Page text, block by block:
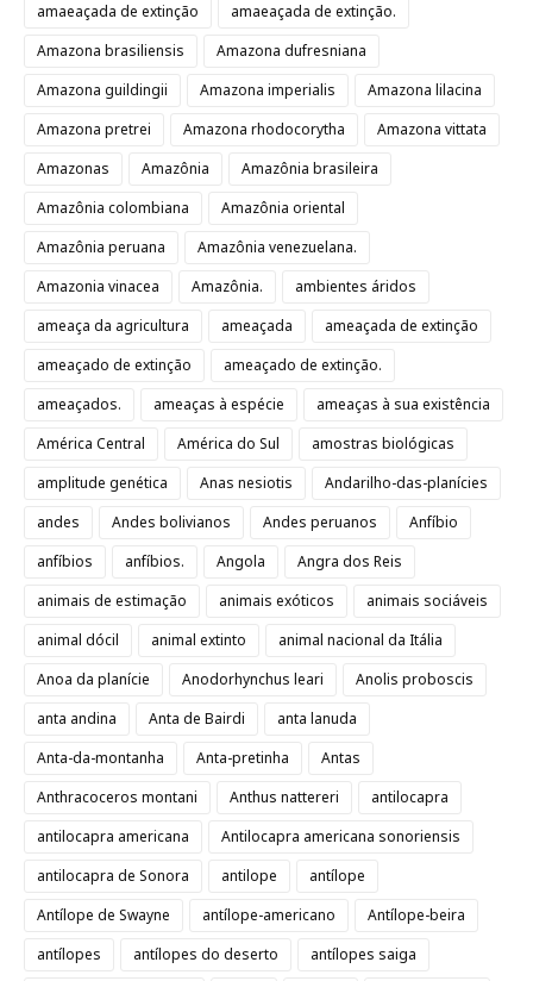
amaeaçada de extinção
amaeaçada de extinção.
Amazona brasiliensis
Amazona dufresniana
Amazona guildingii
Amazona imperialis
Amazona lilacina
Amazona pretrei
Amazona rhodocorytha
Amazona vittata
Amazonas
Amazônia
Amazônia brasileira
Amazônia colombiana
Amazônia oriental
Amazônia peruana
Amazônia venezuelana.
Amazonia vinacea
Amazônia.
ambientes áridos
ameaça da agricultura
ameaçada
ameaçada de extinção
ameaçado de extinção
ameaçado de extinção.
ameaçados.
ameaças à espécie
ameaças à sua existência
América Central
América do Sul
amostras biológicas
amplitude genética
Anas nesiotis
Andarilho-das-planícies
andes
Andes bolivianos Andes peruanos
Anfíbio
anfíbios
anfíbios. Angola
Angra dos Reis
animais de estimação
animais exóticos
animais sociáveis
animal dócil
animal extinto
animal nacional da Itália
Anoa da planície
Anodorhynchus leari
Anolis proboscis
anta andina
Anta de Bairdi
anta lanuda
Anta-da-montanha
Anta-pretinha
Antas
Anthracoceros montani
Anthus nattereri
antilocapra
antilocapra americana
Antilocapra americana sonoriensis
antilocapra de Sonora
antilope
antílope
Antílope de Swayne
antílope-americano
Antílope-beira
antílopes
antílopes do deserto
antílopes saiga